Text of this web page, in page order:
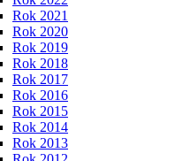
Rok 2021
Rok 2020
Rok 2019
Rok 2018
Rok 2017
Rok 2016
Rok 2015
Rok 2014
Rok 2013